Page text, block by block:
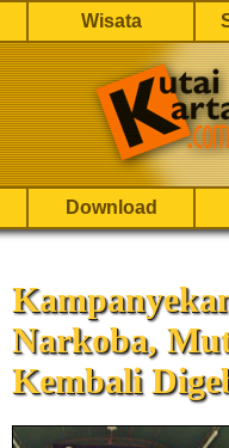
Wisata
Download
Narkoba,
Kembali